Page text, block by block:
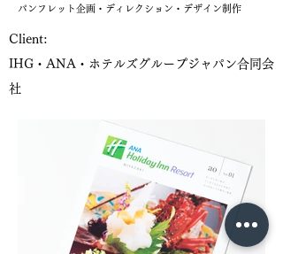
パンフレット企画・ディレクション・デザイン制作
Client:
IHG・ANA・ホテルズグループジャパン合同会
社